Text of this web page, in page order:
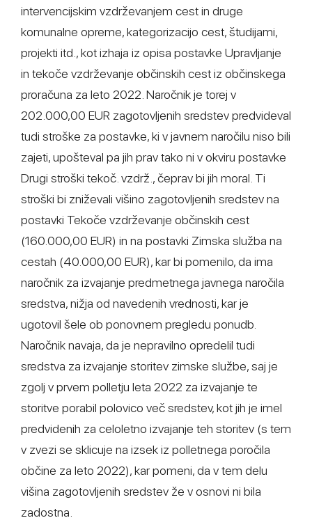
intervencijskim vzdrževanjem cest in druge
komunalne opreme, kategorizacijo cest, študijami,
projekti itd., kot izhaja iz opisa postavke Upravljanje
in tekoče vzdrževanje občinskih cest iz občinskega
proračuna za leto 2022. Naročnik je torej v
202.000,00 EUR zagotovljenih sredstev predvideval
tudi stroške za postavke, ki v javnem naročilu niso bili
zajeti, upošteval pa jih prav tako ni v okviru postavke
Drugi stroški tekoč. vzdrž., čeprav bi jih moral. Ti
stroški bi zniževali višino zagotovljenih sredstev na
postavki Tekoče vzdrževanje občinskih cest
(160.000,00 EUR) in na postavki Zimska služba na
cestah (40.000,00 EUR), kar bi pomenilo, da ima
naročnik za izvajanje predmetnega javnega naročila
sredstva, nižja od navedenih vrednosti, kar je
ugotovil šele ob ponovnem pregledu ponudb.
Naročnik navaja, da je nepravilno opredelil tudi
sredstva za izvajanje storitev zimske službe, saj je
zgolj v prvem polletju leta 2022 za izvajanje te
storitve porabil polovico več sredstev, kot jih je imel
predvidenih za celoletno izvajanje teh storitev (s tem
v zvezi se sklicuje na izsek iz polletnega poročila
občine za leto 2022), kar pomeni, da v tem delu
višina zagotovljenih sredstev že v osnovi ni bila
zadostna.